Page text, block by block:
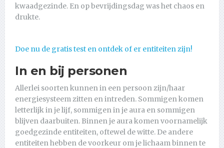
kwaadgezinde. En op bevrijdingsdag was het chaos en
drukte.
Doe nu de gratis test en ontdek of er entiteiten zijn!
In en bij personen
Allerlei soorten kunnen in een persoon zijn/haar
energiesysteem zitten en intreden. Sommigen komen
letterlijk in je lijf, sommigen in je aura en sommigen
blijven daarbuiten. Binnen je aura komen voornamelijk
goedgezinde entiteiten, oftewel de witte. De andere
entiteiten hebben de voorkeur om je lichaam binnen te